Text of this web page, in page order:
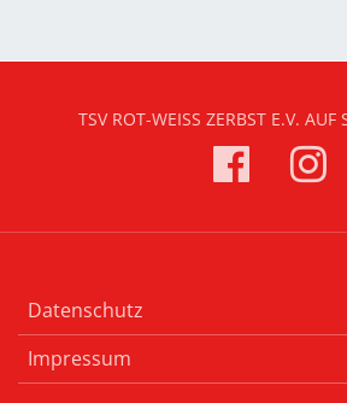
TSV ROT-WEISS ZERBST E.V. AUF
Datenschutz
Impressum